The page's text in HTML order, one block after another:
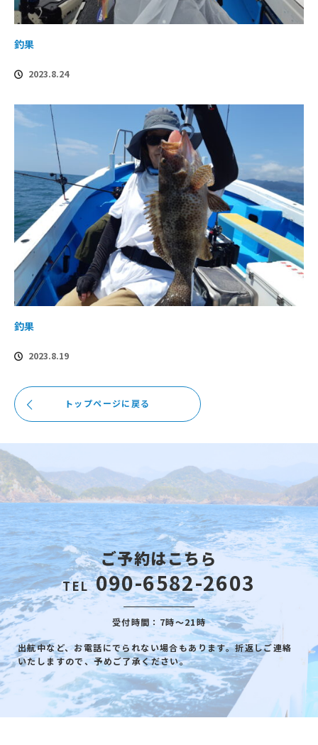
釣果
2023.8.24
釣果
2023.8.19
トップページに戻る
ご予約はこちら
TEL 090-6582-2603
受付時間：7時～21時
出航中など、お電話にでられない場合もあります。折返しご連絡
いたしますので、予めご了承ください。